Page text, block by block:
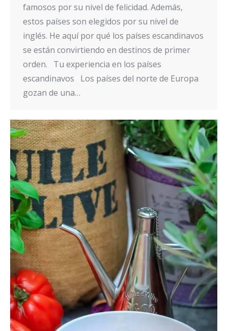
famosos por su nivel de felicidad. Además,
estos países son elegidos por su nivel de
inglés. He aquí por qué los países escandinavos
se están convirtiendo en destinos de primer
orden. Tu experiencia en los países
escandinavos Los países del norte de Europa
gozan de una…